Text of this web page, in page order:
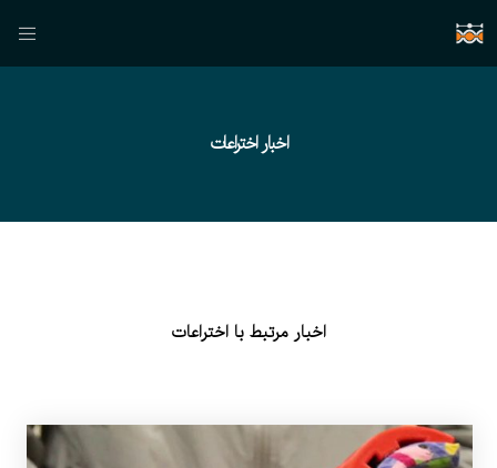
اخبار اختراعات
اخبار مرتبط با اختراعات